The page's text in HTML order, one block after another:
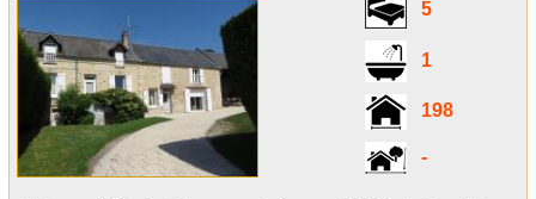
5
1
198
-